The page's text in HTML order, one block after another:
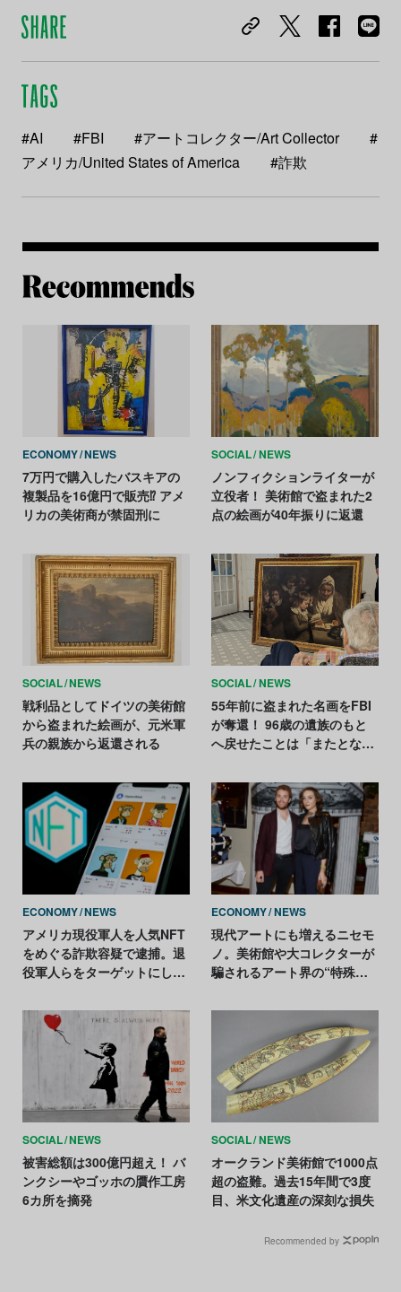
#AI #FBI #アートコレクター/Art Collector
#
アメリカ/United States of America
#詐欺
ECONOMY NEWS
7万円で購入したバスキアの
複製品を16億円で販売⁉ アメ
リカの美術商が禁固刑に
SOCIAL NEWS
ノンフィクションライターが
立役者！ 美術館で盗まれた2
点の絵画が40年振りに返還
SOCIAL NEWS
戦利品としてドイツの美術館
から盗まれた絵画が、元米軍
兵の親族から返還される
SOCIAL NEWS
55年前に盗まれた名画をFBI
が奪還！ 96歳の遺族のもと
へ戻せたことは「またとない
ECONOMY NEWS
アメリカ現役軍人を人気NFT
をめぐる詐欺容疑で逮捕。退
役軍人らをターゲットにした
ECONOMY NEWS
現代アートにも増えるニセモ
ノ。美術館や大コレクターが
騙されるアート界の“特殊事
SOCIAL NEWS
被害総額は300億円超え！ バ
ンクシーやゴッホの贋作工房
6カ所を摘発
SOCIAL NEWS
オークランド美術館で1000点
超の盗難。過去15年間で3度
目、米文化遺産の深刻な損失
Recommended by